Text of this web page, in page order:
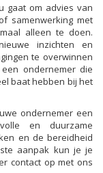
gaat om advies van
samenwerking met
alleen te doen.
inzichten en
te overwinnen
ondernemer die
baat hebben bij het
ondernemer een
en duurzame
en de bereidheid
aanpak kun je je
contact op met ons